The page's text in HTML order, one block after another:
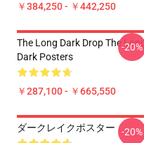
￥384,250 - ￥442,250
The Long Dark Drop The
Dark Posters
￥287,100 - ￥665,550
-20%
ダークレイクポスター -20%